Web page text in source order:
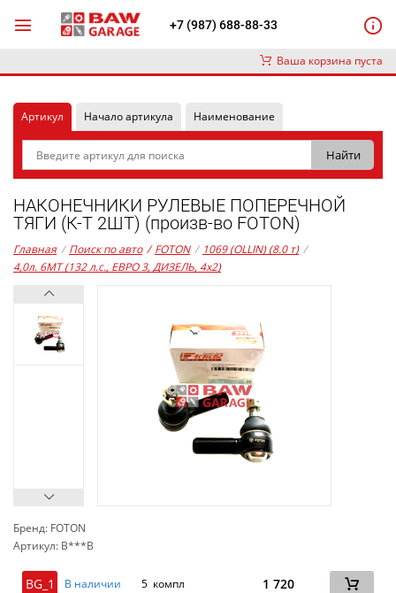
+7 (987) 688-88-33
Ваша корзина пуста
Артикул Начало артикула Наименование
НАКОНЕЧНИКИ РУЛЕВЫЕ ПОПЕРЕЧНОЙ
ТЯГИ (К-Т 2ШТ) (произв-во FOTON)
Главная / Поиск по авто / FOTON / 1069 (OLLIN) (8.0 т) /
4,0л. 6MT (132 л.с., ЕВРО 3, ДИЗЕЛЬ, 4x2)
Бренд: FOTON
Артикул: B***B
BG_1 В наличии 5 компл 1 720